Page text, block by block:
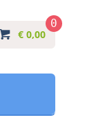
€ 0,00
0